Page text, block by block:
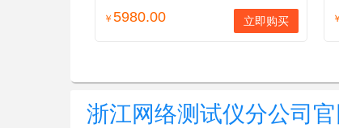
MAC、端口、固件版本等信息，TDR技术
测试双绞线长度/短路点/断线点位置、双
￥ 5980.00 立即购买 ￥
浙江网络测试仪分公司官